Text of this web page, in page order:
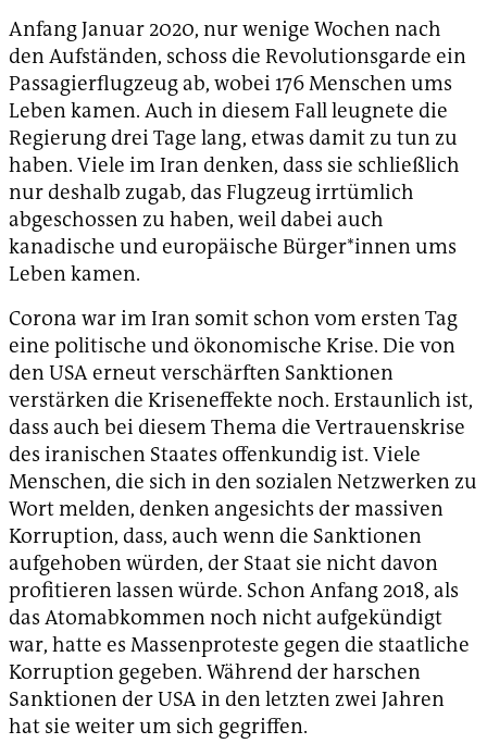
Anfang Januar 2020, nur wenige Wochen nach
den Aufständen, schoss die Revolutionsgarde ein
Passagierflugzeug ab, wobei 176 Menschen ums
Leben kamen. Auch in diesem Fall leugnete die
Regierung drei Tage lang, etwas damit zu tun zu
haben. Viele im Iran denken, dass sie schließlich
nur deshalb zugab, das Flugzeug irrtümlich
abgeschossen zu haben, weil dabei auch
kanadische und europäische Bürger*innen ums
Leben kamen.
Corona war im Iran somit schon vom ersten Tag
eine politische und ökonomische Krise. Die von
den USA erneut verschärften Sanktionen
verstärken die Kriseneffekte noch. Erstaunlich ist,
dass auch bei diesem Thema die Vertrauenskrise
des iranischen Staates offenkundig ist. Viele
Menschen, die sich in den sozialen Netzwerken zu
Wort melden, denken angesichts der massiven
Korruption, dass, auch wenn die Sanktionen
aufgehoben würden, der Staat sie nicht davon
profitieren lassen würde. Schon Anfang 2018, als
das Atomabkommen noch nicht aufgekündigt
war, hatte es Massenproteste gegen die staatliche
Korruption gegeben. Während der harschen
Sanktionen der USA in den letzten zwei Jahren
hat sie weiter um sich gegriffen.